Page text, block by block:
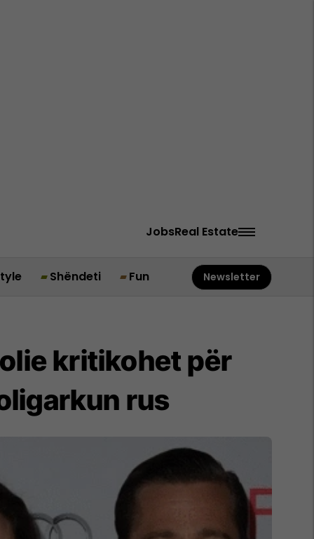
JobsReal Estate
Shëndeti Fun Newsletter
kritikohet për
rus